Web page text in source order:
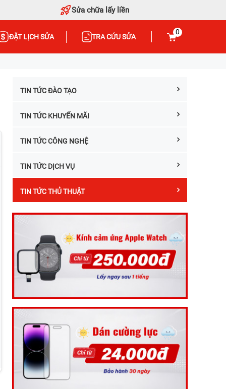
Sửa chữa lấy liền
ĐẶT LỊCH SỬA TRA CỨU SỬA
0
TIN TỨC ĐÀO TẠO
TIN TỨC KHUYẾN MÃI
TIN TỨC CÔNG NGHỆ
TIN TỨC DỊCH VỤ
TIN TỨC THỦ THUẬT